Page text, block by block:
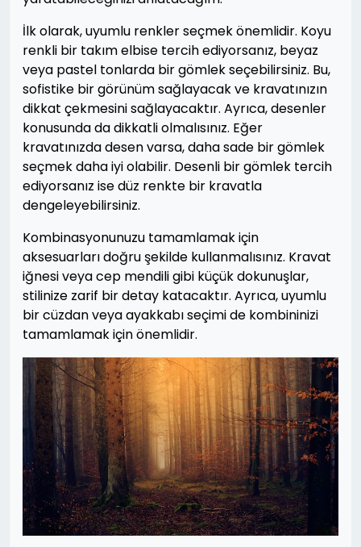
İlk olarak, uyumlu renkler seçmek önemlidir. Koyu
renkli bir takım elbise tercih ediyorsanız, beyaz
veya pastel tonlarda bir gömlek seçebilirsiniz. Bu,
sofistike bir görünüm sağlayacak ve kravatınızın
dikkat çekmesini sağlayacaktır. Ayrıca, desenler
konusunda da dikkatli olmalısınız. Eğer
kravatınızda desen varsa, daha sade bir gömlek
seçmek daha iyi olabilir. Desenli bir gömlek tercih
ediyorsanız ise düz renkte bir kravatla
dengeleyebilirsiniz.
Kombinasyonunuzu tamamlamak için
aksesuarları doğru şekilde kullanmalısınız. Kravat
iğnesi veya cep mendili gibi küçük dokunuşlar,
stilinize zarif bir detay katacaktır. Ayrıca, uyumlu
bir cüzdan veya ayakkabı seçimi de kombininizi
tamamlamak için önemlidir.